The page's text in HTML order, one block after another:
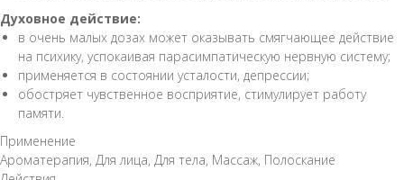
Духовное действие:
в очень малых дозах может оказывать смягчаю­щее действие
на психику, успокаивая парасимпати­ческую нервную систему;
применяется в состоянии усталости, депрессии;
обостряет чувственное вос­приятие, стимулирует работу
памяти.
Применение
Ароматерапия, Для лица, Для тела, Массаж, Полоскание